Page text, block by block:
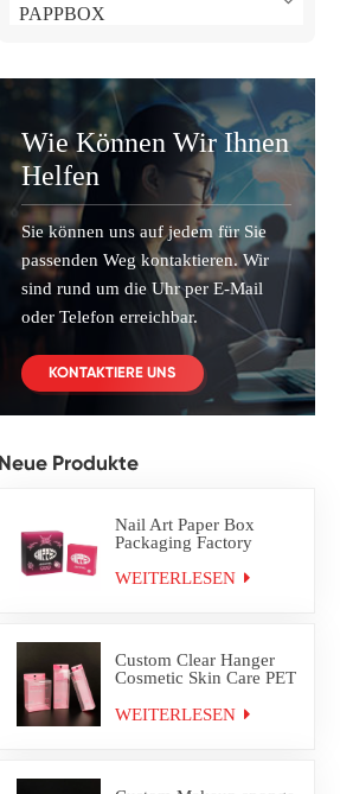
PAPPBOX
Wie Können Wir Ihnen
Helfen
Sie können uns auf jedem für Sie
passenden Weg kontaktieren. Wir
sind rund um die Uhr per E-Mail
oder Telefon erreichbar.
KONTAKTIERE UNS
Neue Produkte
Nail Art Paper Box
Packaging Factory
WEITERLESEN
Custom Clear Hanger
Cosmetic Skin Care PET
WEITERLESEN